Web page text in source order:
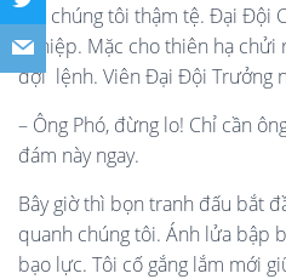
rủa chúng tôi thậm tệ. Đại Đội
nghiệp. Mặc cho thiên hạ chửi
đợi lệnh. Viên Đại Đội Trưởng
– Ông Phó, đừng lo! Chỉ cần
đám này ngay.
Bây giờ thì bọn tranh đấu bắt
quanh chúng tôi. Ánh lửa bập
bạo lực. Tôi cố gắng lắm mới